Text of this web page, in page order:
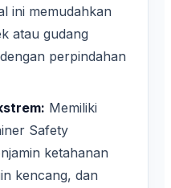
ini memudahkan
atau gudang
perpindahan
Memiliki
Safety
ketahanan
kencang, dan